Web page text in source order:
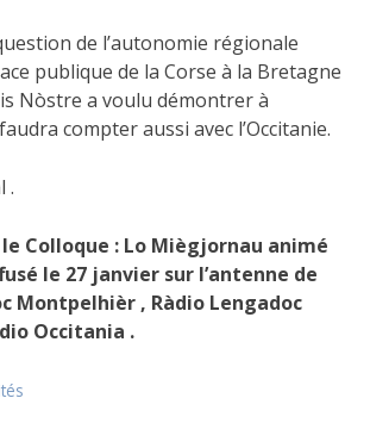
de l’autonomie régionale
publique de la Corse à la Bretagne
Nòstre a voulu démontrer à
compter aussi avec l’Occitanie.
.
Colloque : Lo Miègjornau animé
le 27 janvier sur l’antenne de
Montpelhièr , Ràdio Lengadoc
Occitania .